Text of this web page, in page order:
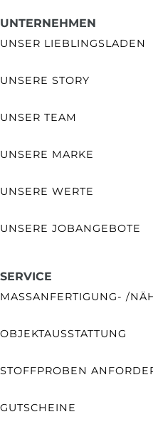
UNTERNEHMEN
UNSER LIEBLINGSLADEN
UNSERE STORY
UNSER TEAM
UNSERE MARKE
UNSERE WERTE
UNSERE JOBANGEBOTE
SERVICE
MASSANFERTIGUNG- /
OBJEKTAUSSTATTUNG
STOFFPROBEN
GUTSCHEINE